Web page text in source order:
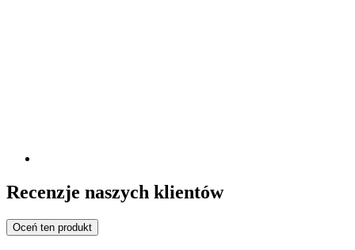
Recenzje naszych klientów
Oceń ten produkt